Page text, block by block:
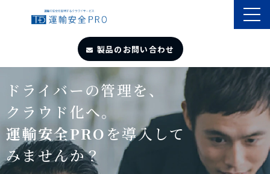
製品のお問い合わせ
TOP
導入事例
製品・サービス
ドライバーの管理を、
クラウド化へ。
運輸安全PRO を導入して
みませんか？